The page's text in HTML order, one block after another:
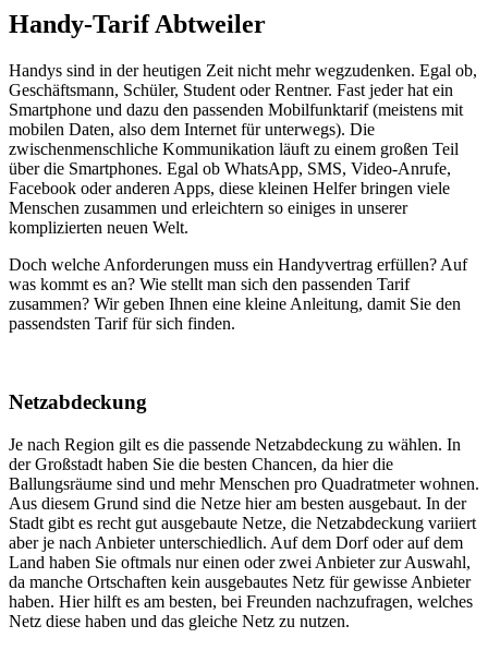
Handy-Tarif Abtweiler
Handys sind in der heutigen Zeit nicht mehr wegzudenken. Egal ob,
Geschäftsmann, Schüler, Student oder Rentner. Fast jeder hat ein
Smartphone und dazu den passenden Mobilfunktarif (meistens mit
mobilen Daten, also dem Internet für unterwegs). Die
zwischenmenschliche Kommunikation läuft zu einem großen Teil
über die Smartphones. Egal ob WhatsApp, SMS, Video-Anrufe,
Facebook oder anderen Apps, diese kleinen Helfer bringen viele
Menschen zusammen und erleichtern so einiges in unserer
komplizierten neuen Welt.
Doch welche Anforderungen muss ein Handyvertrag erfüllen? Auf
was kommt es an? Wie stellt man sich den passenden Tarif
zusammen? Wir geben Ihnen eine kleine Anleitung, damit Sie den
passendsten Tarif für sich finden.
Netzabdeckung
Je nach Region gilt es die passende Netzabdeckung zu wählen. In
der Großstadt haben Sie die besten Chancen, da hier die
Ballungsräume sind und mehr Menschen pro Quadratmeter wohnen.
Aus diesem Grund sind die Netze hier am besten ausgebaut. In der
Stadt gibt es recht gut ausgebaute Netze, die Netzabdeckung variiert
aber je nach Anbieter unterschiedlich. Auf dem Dorf oder auf dem
Land haben Sie oftmals nur einen oder zwei Anbieter zur Auswahl,
da manche Ortschaften kein ausgebautes Netz für gewisse Anbieter
haben. Hier hilft es am besten, bei Freunden nachzufragen, welches
Netz diese haben und das gleiche Netz zu nutzen.